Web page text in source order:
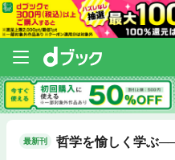
最新刊 哲学を愉しく学ぶ